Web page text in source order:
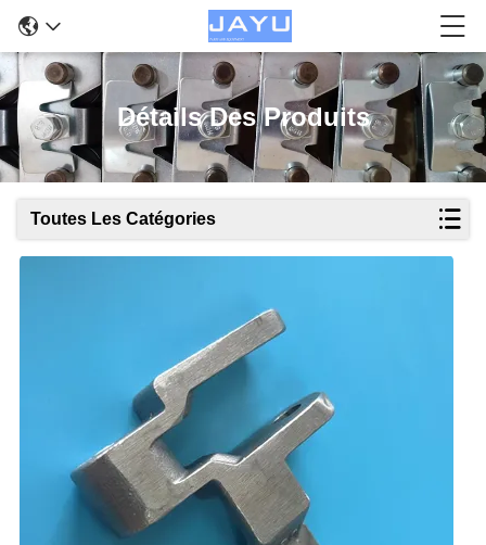
Détails Des Produits
Toutes Les Catégories